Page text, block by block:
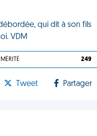
qui dit à son fils
VDM
249
Tweet Partager